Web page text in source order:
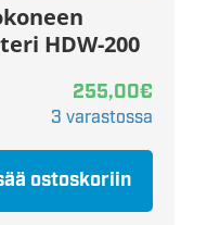
HDW-200
255,00€
3 varastossa
ostoskoriin